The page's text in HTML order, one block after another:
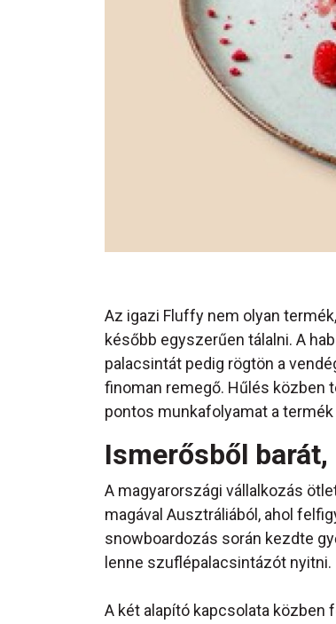
Az igazi Fluffy nem olyan
később egyszerűen tálalni. A
palacsintát pedig rögtön a
finoman remegő. Hűlés közben
pontos munkafolyamat a
Ismerősből
A magyarországi vállalkozás
magával Ausztráliából, ahol
snowboardozás során kezdte
lenne szuflépalacsintázót nyitni.
A két alapító kapcsolata közben